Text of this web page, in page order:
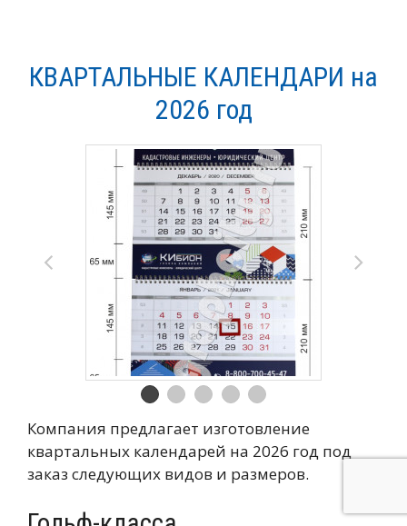
КВАРТАЛЬНЫЕ КАЛЕНДАРИ на
2026 год
Компания предлагает изготовление
квартальных календарей на 2026 год под
заказ следующих видов и размеров.